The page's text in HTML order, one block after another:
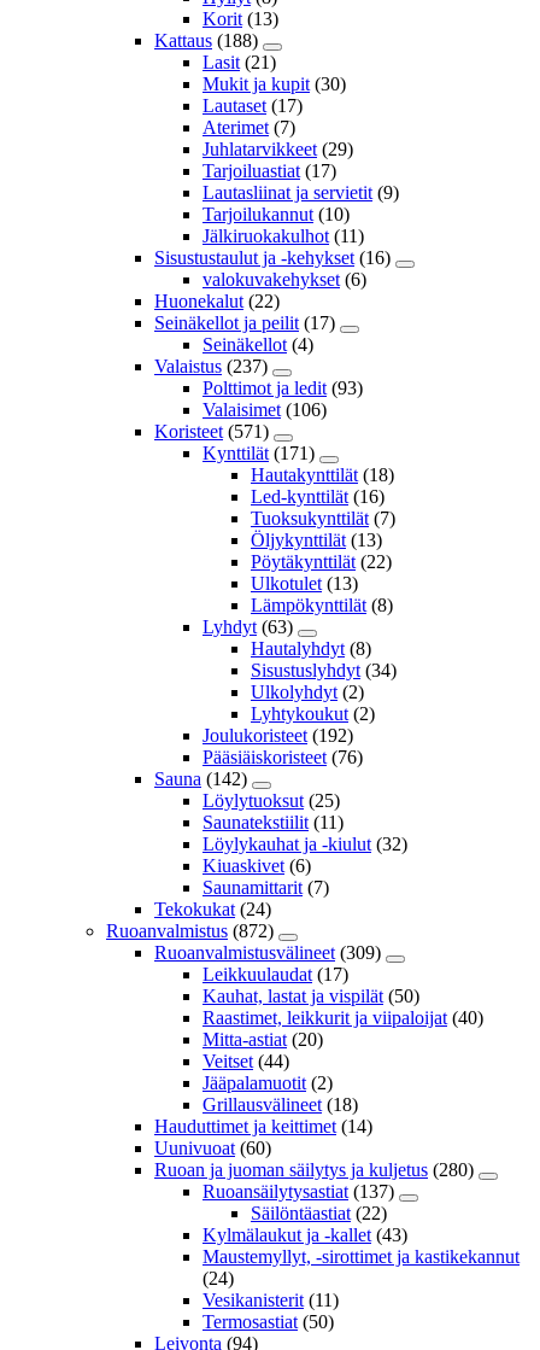
Korit (13)
Kattaus (188)
Lasit (21)
Mukit ja kupit (30)
Lautaset (17)
Aterimet (7)
Juhlatarvikkeet (29)
Tarjoiluastiat (17)
Lautasliinat ja servietit (9)
Tarjoilukannut (10)
Jälkiruokakulhot (11)
Sisustustaulut ja -kehykset (16)
valokuvakehykset (6)
Huonekalut (22)
Seinäkellot ja peilit (17)
Seinäkellot (4)
Valaistus (237)
Polttimot ja ledit (93)
Valaisimet (106)
Koristeet (571)
Kynttilät (171)
Hautakynttilät (18)
Led-kynttilät (16)
Tuoksukynttilät (7)
Öljykynttilät (13)
Pöytäkynttilät (22)
Ulkotulet (13)
Lämpökynttilät (8)
Lyhdyt (63)
Hautalyhdyt (8)
Sisustuslyhdyt (34)
Ulkolyhdyt (2)
Lyhtykoukut (2)
Joulukoristeet (192)
Pääsiäiskoristeet (76)
Sauna (142)
Löylytuoksut (25)
Saunatekstiilit (11)
Löylykauhat ja -kiulut (32)
Kiuaskivet (6)
Saunamittarit (7)
Tekokukat (24)
Ruoanvalmistus (872)
Ruoanvalmistusvälineet (309)
Leikkuulaudat (17)
Kauhat, lastat ja vispilät (50)
Raastimet, leikkurit ja viipaloijat (40)
Mitta-astiat (20)
Veitset (44)
Jääpalamuotit (2)
Grillausvälineet (18)
Hauduttimet ja keittimet (14)
Uunivuoat (60)
Ruoan ja juoman säilytys ja kuljetus (280)
Ruoansäilytysastiat (137)
Säilöntäastiat (22)
Kylmälaukut ja -kallet (43)
Maustemyllyt, -sirottimet ja kastikekannut
(24)
Vesikanisterit (11)
Termosastiat (50)
Leivonta (94)